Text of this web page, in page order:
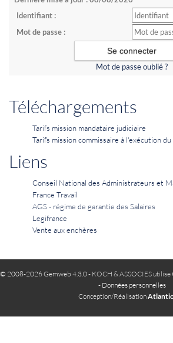
Identifiant :
Mot de passe :
Mot de passe oublié ?
Téléchargements
Tarifs mission mandataire judiciaire
Tarifs mission commissaire à l'exécution du
Liens
Conseil National des Administrateurs et
France Travail
AGS - régime de garantie des Salaires
Legifrance
Vente aux enchères
© 2008-2026 Gemweb 4.3.0- KOCH & ASSOCIES utilise
- Données personnelles
Conception/Réalisation